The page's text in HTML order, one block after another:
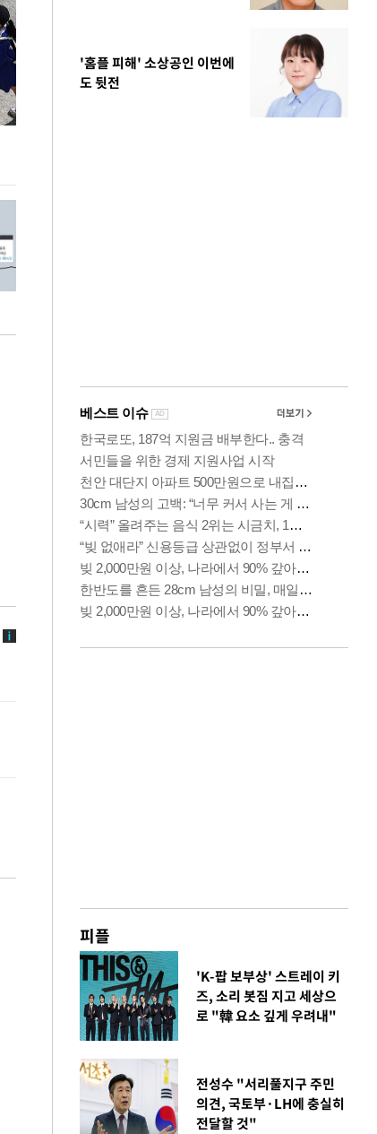
'홈플 피해' 소상공인 이번에
도 뒷전
피플
'K-팝 보부상' 스트레이 키
즈, 소리 봇짐 지고 세상으
로 "韓 요소 깊게 우려내"
전성수 "서리풀지구 주민
의견, 국토부·LH에 충실히
전달할 것"